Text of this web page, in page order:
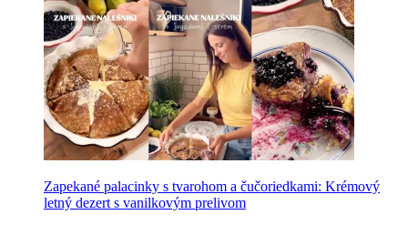
Zapekané palacinky s tvarohom a čučoriedkami: Krémový
letný dezert s vanilkovým prelivom